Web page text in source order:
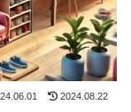
2024.08.22